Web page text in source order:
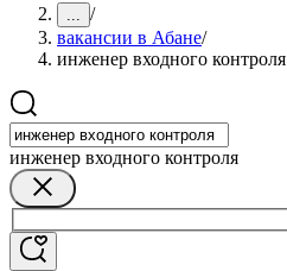
... /
вакансии в Абане/
инженер входного контроля
инженер входного контроля